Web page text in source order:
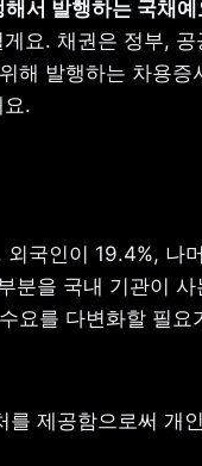
요. 채권은 정부, 공
해 발행하는 차용증
.
국인이 19.4%, 나
분을 국내 기관이 사
요를 다변화할 필요
를 제공함으로써 개